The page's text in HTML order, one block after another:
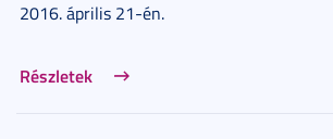
2016. április 21-én.
Részletek